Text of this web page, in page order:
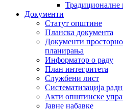
Традиционалне
Документи
Статут општине
Планска документа
Документи
планирања
Информатор о раду
План интегритета
Службени лист
Систематизација
Акти општинске
Јавне набавке